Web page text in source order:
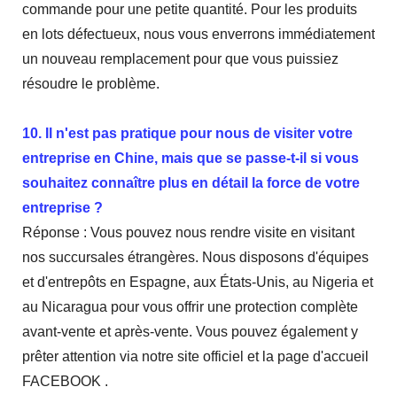
commande pour une petite quantité. Pour les produits
en lots défectueux, nous vous enverrons immédiatement
un nouveau remplacement pour que vous puissiez
résoudre le problème.
10. Il n'est pas pratique pour nous de visiter votre
entreprise en Chine, mais que se passe-t-il si vous
souhaitez connaître plus en détail la force de votre
entreprise ?
Réponse : Vous pouvez nous rendre visite en visitant
nos succursales étrangères. Nous disposons d'équipes
et d'entrepôts en Espagne, aux États-Unis, au Nigeria et
au Nicaragua pour vous offrir une protection complète
avant-vente et après-vente. Vous pouvez également y
prêter attention via notre site officiel et la page d'accueil
FACEBOOK .